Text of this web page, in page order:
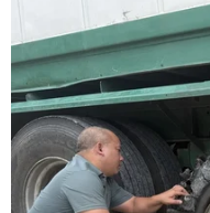
Theo dõi VietnamPlus